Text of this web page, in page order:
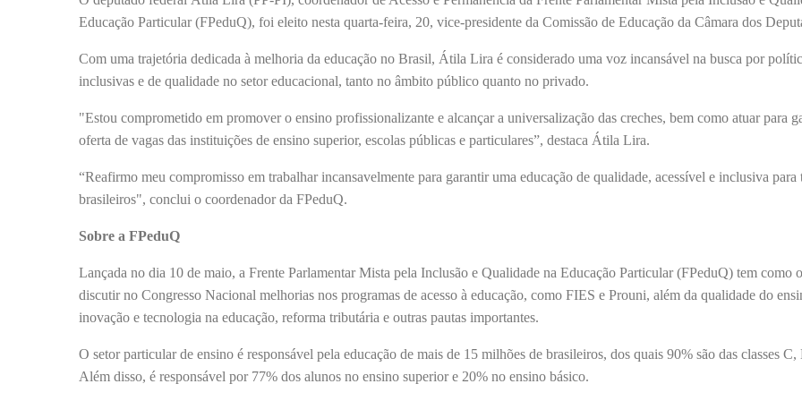
Educação Particular (FPeduQ), foi eleito nesta quarta-feira, 20, vice-presidente da Comissão de Educação da Câmara dos
Com uma trajetória dedicada à melhoria da educação no Brasil, Átila Lira é considerado uma voz incansável na busca por
inclusivas e de qualidade no setor educacional, tanto no âmbito público quanto no privado.
"Estou comprometido em promover o ensino profissionalizante e alcançar a universalização das creches, bem como atuar para
oferta de vagas das instituições de ensino superior, escolas públicas e particulares”, destaca Átila Lira.
“Reafirmo meu compromisso em trabalhar incansavelmente para garantir uma educação de qualidade, acessível e inclusiva para
brasileiros", conclui o coordenador da FPeduQ.
Sobre a FPeduQ
Lançada no dia 10 de maio, a Frente Parlamentar Mista pela Inclusão e Qualidade na Educação Particular (FPeduQ) tem como
discutir no Congresso Nacional melhorias nos programas de acesso à educação, como FIES e Prouni, além da qualidade do
inovação e tecnologia na educação, reforma tributária e outras pautas importantes.
O setor particular de ensino é responsável pela educação de mais de 15 milhões de brasileiros, dos quais 90% são das classes C,
Além disso, é responsável por 77% dos alunos no ensino superior e 20% no ensino básico.